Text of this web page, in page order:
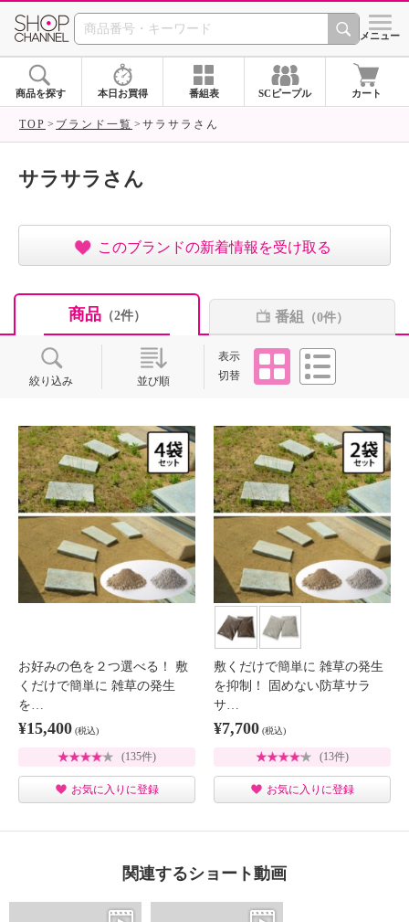
SHOP CHANNEL ショッ
メニュー
商品を探す 本日お買得 番組表 SCピープル カート
TOP ブランド一覧 サラサラさん
サラサラさん
このブランドの新着情報を受け取る
商品（2件） 番組 （0件）
絞り込み 並び順
表示
切替
タイル
お好みの色を２つ選べる！ 敷
くだけで簡単に 雑草の発生
を…
¥15,400 (税込)
(135件)
お気に入りに登録
敷くだけで簡単に 雑草の発生
を抑制！ 固めない防草サラ
サ…
¥7,700 (税込)
(13件)
お気に入りに登録
関連するショート動画